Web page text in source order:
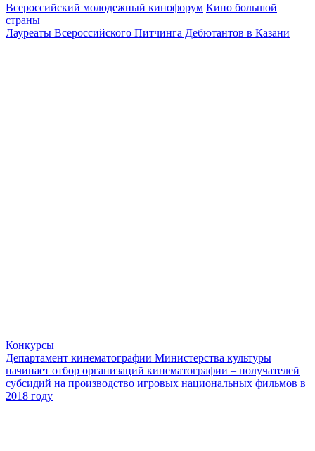
Всероссийский молодежный кинофорум Кино большой
страны
Лауреаты Всероссийского Питчинга Дебютантов в Казани
Конкурсы
Департамент кинематографии Министерства культуры
начинает отбор организаций кинематографии – получателей
субсидий на производство игровых национальных фильмов в
2018 году